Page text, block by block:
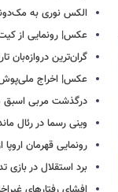
الکس نوری به
عکس| رونمایی از
گران‌ترین دروازه‌بان
عکس| اخراج ملی‌پوش
درگذشت مربی اسبق
وینی رسما در رئال
رونمایی قهرمان اروپا از
برد استقلال در بازی